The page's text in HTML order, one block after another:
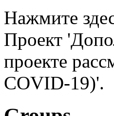
Нажмите
Проект
проекте
COVID-19)'.